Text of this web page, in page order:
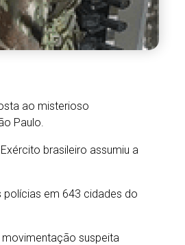
ao misterioso
Paulo.
brasileiro assumiu a
polícias em 643 cidades do
suspeita